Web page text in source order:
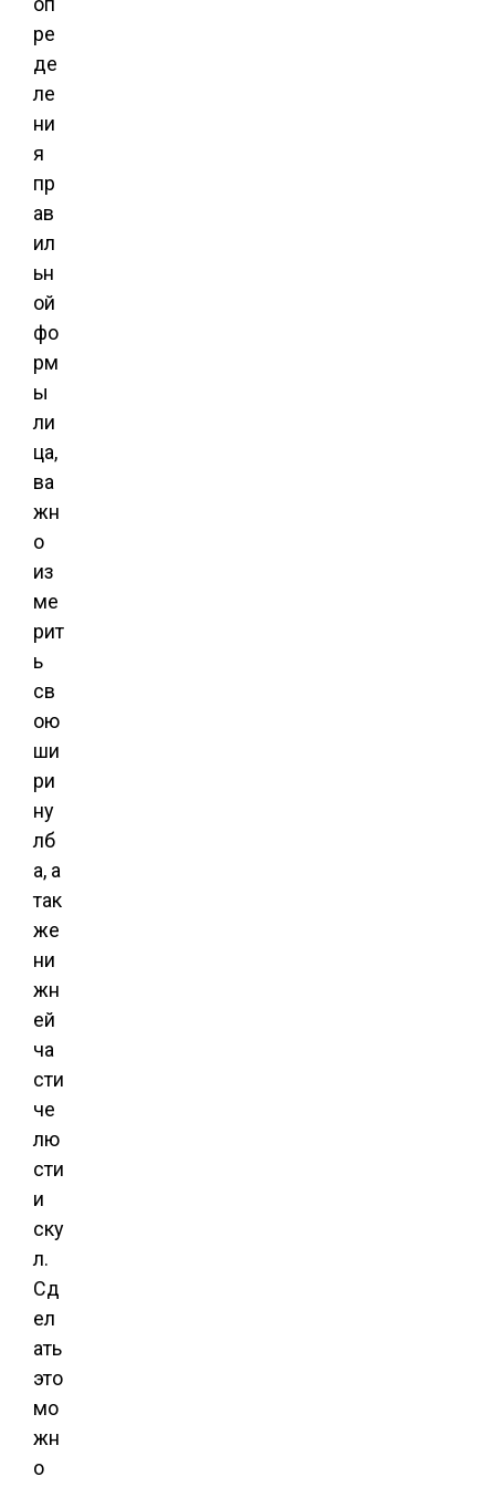
ре
де
ле
ни
я
пр
ав
ил
ьн
ой
фо
рм
ы
ли
ца,
ва
жн
о
из
ме
рит
ь
св
ою
ши
ри
ну
лб
а, а
так
же
ни
жн
ей
ча
сти
че
лю
сти
и
ску
л.
Сд
ел
ать
это
мо
жн
о